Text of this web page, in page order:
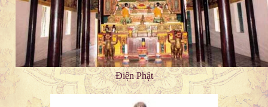
Điện Phật